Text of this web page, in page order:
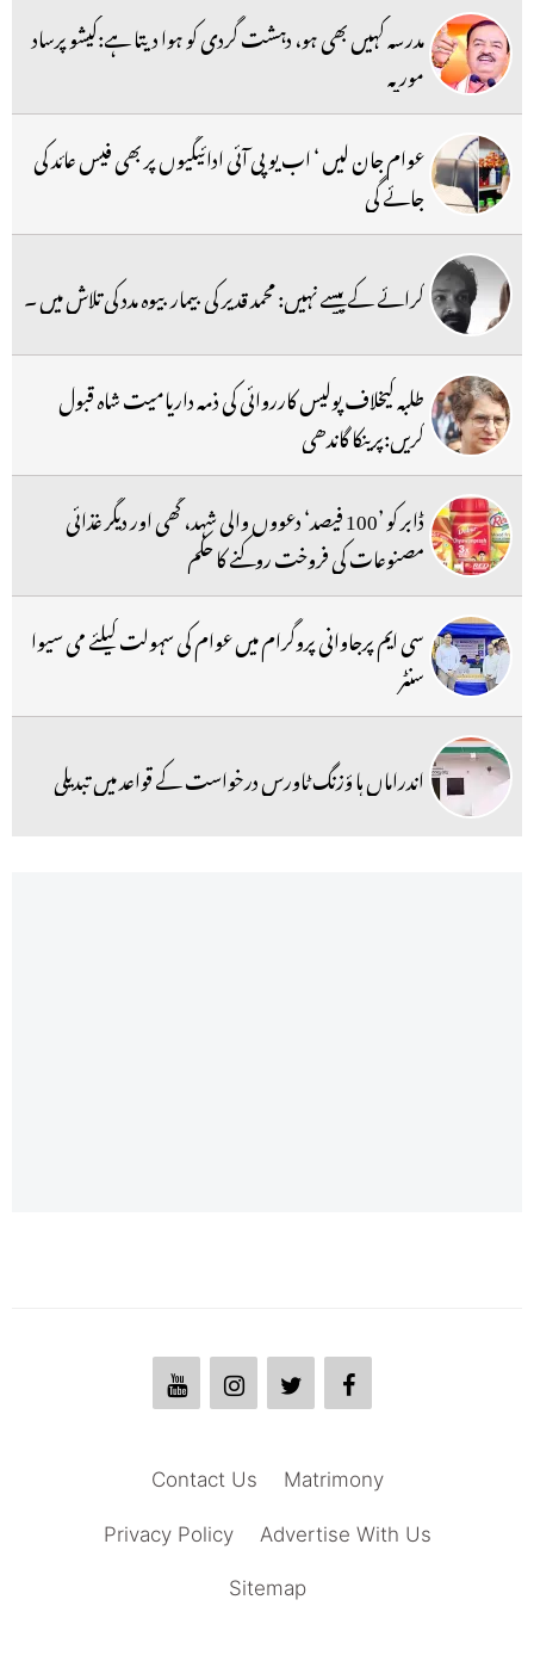
مدرسہ کہیں بھی ہو، دہشت گردی کو ہوا دیتا ہے:کیشو پرساد
موریہ
عوام جان لیں ‘ اب یو پی آئی ادائیگیوں پر بھی فیس عائد کی
جائے گی
کرائے کے پیسے نہیں: محمد قدیر کی بیمار بیوہ مدد کی تلاش میں ۔
طلبہ کیخلاف پولیس کارروائی کی ذمہ داریامیت شاہ قبول
کریں:پرینکا گاندھی
ڈابر کو ’100 فیصد‘ دعووں والی شہد، گھی اور دیگر غذائی
مصنوعات کی فروخت روکنے کا حکم
سی ایم پرجاوانی پروگرام میں عوام کی سہولت کیلئے می سیوا
سنٹر
اندراماں ہا ؤزنگ ٹاورس درخواست کے قواعد میں تبدیلی
Matrimony
Contact Us
Advertise With Us
Privacy Policy
Sitemap